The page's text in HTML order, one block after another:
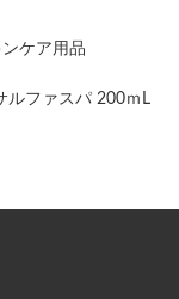
ケア用品
ルファスパ 200ｍL